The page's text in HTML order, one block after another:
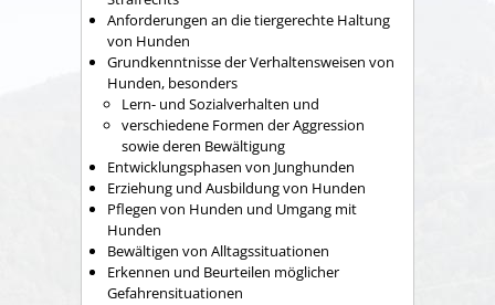
Anforderungen an die tiergerechte Haltung
von Hunden
Grundkenntnisse der Verhaltensweisen von
Hunden, besonders
Lern- und Sozialverhalten und
verschiedene Formen der Aggression
sowie deren Bewältigung
Entwicklungsphasen von Junghunden
Erziehung und Ausbildung von Hunden
Pflegen von Hunden und Umgang mit
Hunden
Bewältigen von Alltagssituationen
Erkennen und Beurteilen möglicher
Gefahrensituationen